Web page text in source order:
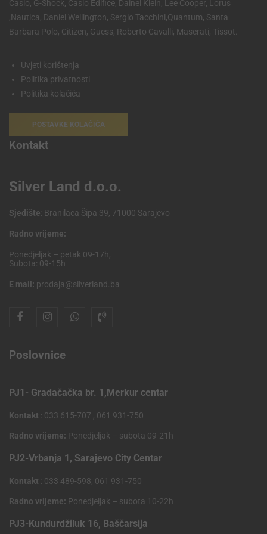
Casio, G-Shock, Casio Edifice, Dainel Klein, Lee Cooper, Lorus
,Nautica, Daniel Wellington, Sergio Tacchini,Quantum, Santa
Barbara Polo, Citizen, Guess, Roberto Cavalli, Maserati, Tissot.
Uvjeti korištenja
Politika privatnosti
Politika kolačića
POSTAVKE KOLAČIĆA
Kontakt
Silver Land d.o.o.
Sjedište: Branilaca Šipa 39, 71000 Sarajevo
Radno vrijeme:
Ponedjeljak – petak 09-17h,
Subota: 09-15h
E mail: prodaja@silverland.ba
Poslovnice
PJ1- Gradačačka br. 1,Merkur centar
Kontakt : 033 615-707 , 061 931-750
Radno vrijeme: Ponedjeljak – subota 09-21h
PJ2-Vrbanja 1, Sarajevo City Centar
Kontakt : 033 489-598, 061 931-750
Radno vrijeme: Ponedjeljak – subota 10-22h
PJ3-Kundurdžiluk 16, Baščarsija